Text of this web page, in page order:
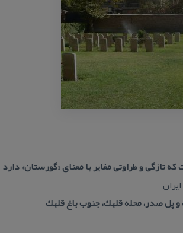
تازگی و طراوتی مغایر با معنای «گورستان» دارد
پل صدر، محله قلهك، جنوب باغ قلهك